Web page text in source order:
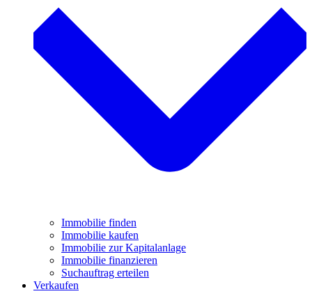
Immobilie finden
Immobilie kaufen
Immobilie zur Kapitalanlage
Immobilie finanzieren
Suchauftrag erteilen
Verkaufen